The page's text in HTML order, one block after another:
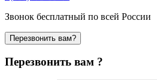
Звонок бесплатный по всей России
Перезвонить вам?
Перезвонить вам ?